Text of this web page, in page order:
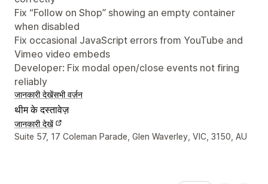
Fix “Follow on Shop” showing an empty container
when disabled
Fix occasional JavaScript errors from YouTube and
Vimeo video embeds
Developer: Fix modal open/close events not firing
reliably
जानकारी देखेंसभी वर्ज़न
थीम के दस्तावेज़
जानकारी देखें
डिज़ाइनर के संपर्क की जानकारी
Suite 57, 17 Coleman Parade, Glen Waverley, VIC, 3150, AU